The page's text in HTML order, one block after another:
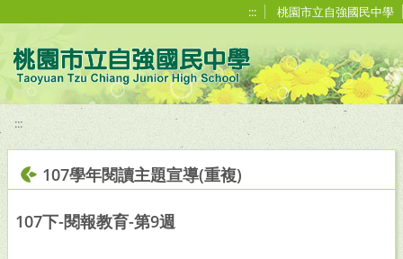
::: 桃園市立自強國民中學
:::
107學年閱讀主題宣導(重複)
107下-閱報教育-第9週